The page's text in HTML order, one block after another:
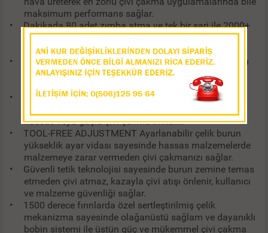
maksimum performans sağlar.
•
Dakikada 80 adet zımba atma ve tek bir şarj ile 2000+
adet atım kapasitesi ile sınıfının en seri şarjlı çivi
tabancasıdır.
•
J, F serisi kesik başlı çiviler ile kullanıma uygun yapısı
sayesinde en yaygın kullanılan çivilere her zaman
•
AIR NAIL FORCE Havalı darbe gücü sayesinde
hassas veya güçlü çivi çakma imkânı.
•
TOOL-FREE ADJUSTMENT Ayarlanabilir çelik burun
yükseklik ayar vidası sayesinde hassas malzemelerde
malzemeye zarar vermeden çivi çakmanızı sağlar.
•
Güvenli tetik teknolojisi sayesinde burun zemine temas
etmeden çivi atmaz, kazayla çivi atışı önlenir, kullanıcı
ve malzeme güvenliği sağlar.
•
1500 derece fırınlarda özel sertleştirilmiş çelik
mekanizma sayesinde olağanüstü sağlam ve dayanıklı
bobin sistemi ile üstün güç ve mükemmel çivi çakma